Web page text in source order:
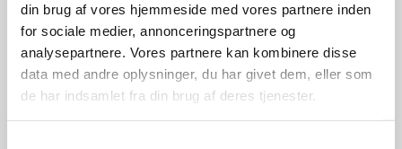
din brug af vores hjemmeside med vores partnere inden
for sociale medier, annonceringspartnere og
analysepartnere. Vores partnere kan kombinere disse
data med andre oplysninger, du har givet dem, eller som
de har indsamlet fra din brug af deres tjenester.